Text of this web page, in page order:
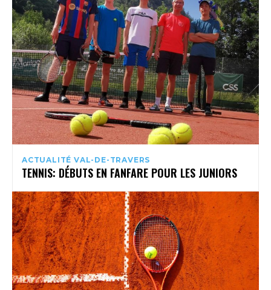
ACTUALITÉ VAL-DE-TRAVERS
TENNIS: DÉBUTS EN FANFARE POUR LES JUNIORS